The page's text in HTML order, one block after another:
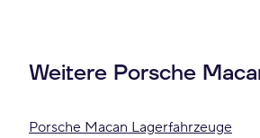
Weitere Porsche
Porsche Macan Lagerfahrzeuge